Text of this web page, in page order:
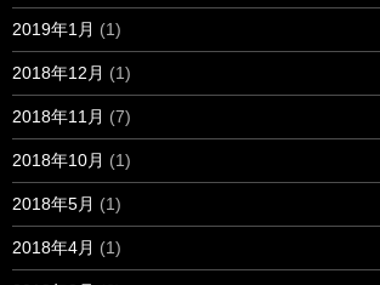
2019年1月 (1)
2018年12月 (1)
2018年11月 (7)
2018年10月 (1)
2018年5月 (1)
2018年4月 (1)